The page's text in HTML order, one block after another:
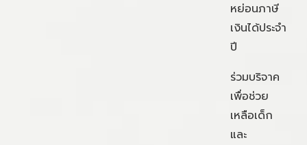
หย่อนภาษี
เงินได้ประจำ
ปี
ร่วมบริจาค
เพื่อช่วย
เหลือเด็ก
และ